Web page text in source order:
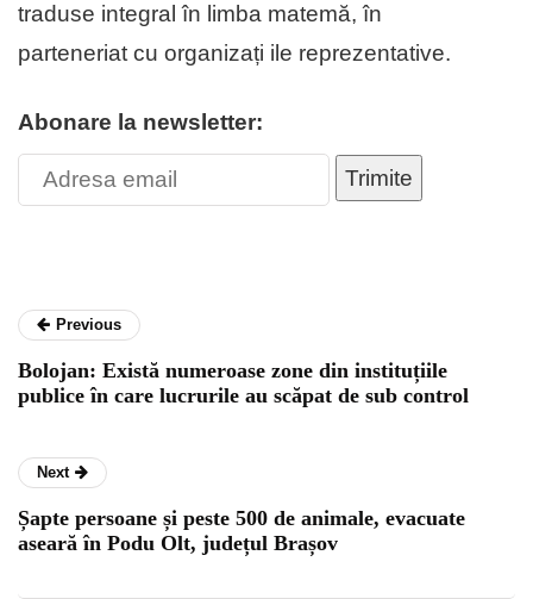
traduse integral în limba matemă, în
parteneriat cu organizați ile reprezentative.
Abonare la newsletter:
Trimite
Previous
Bolojan: Există numeroase zone din instituțiile
publice în care lucrurile au scăpat de sub control
Next
Șapte persoane și peste 500 de animale, evacuate
aseară în Podu Olt, județul Brașov